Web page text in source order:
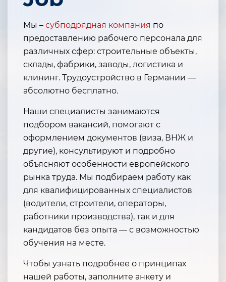
Мы – субподрядная компания по
предоставлению рабочего персонала для
различных сфер: строительные объекты,
склады, фабрики, заводы, логистика и
клининг. Трудоустройство в Германии —
абсолютно бесплатно.
Наши специалисты занимаются
подбором вакансий, помогают с
оформлением документов (виза, ВНЖ и
другие), консультируют и подробно
объясняют особенности европейского
рынка труда. Мы подбираем работу как
для квалифицированных специалистов
(водители, строители, операторы,
работники производства), так и для
кандидатов без опыта — с возможностью
обучения на месте.
Чтобы узнать подробнее о принципах
нашей работы, заполните анкету и